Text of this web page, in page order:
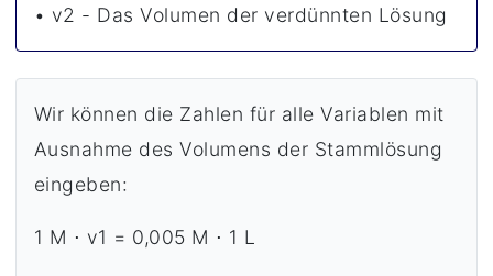
• v2 - Das Volumen der verdünnten Lösung
Wir können die Zahlen für alle Variablen mit
Ausnahme des Volumens der Stammlösung
eingeben:
1 M ⋅ v1 = 0,005 M ⋅ 1 L